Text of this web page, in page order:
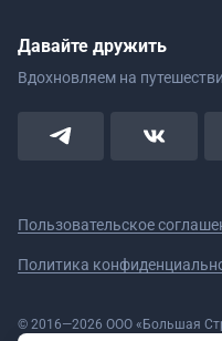
Давайте дружить
Вдохновляем на
Пользовательское
Политика
© 2016—2026 ООО «Большая